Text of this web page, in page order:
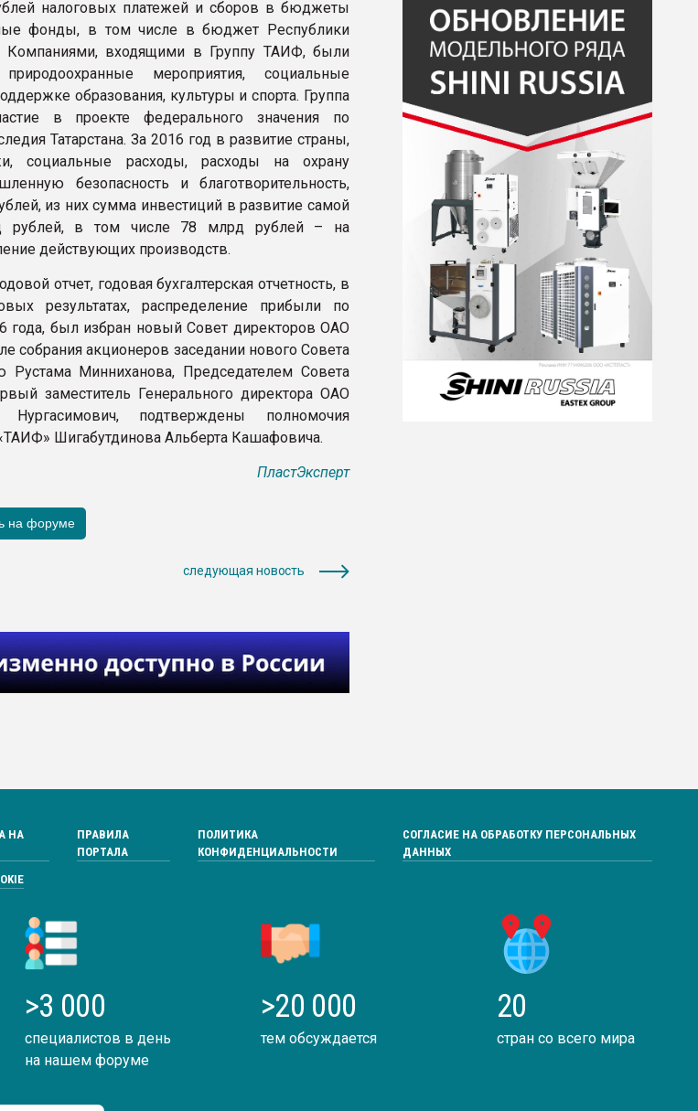
налоговых платежей и сборов в бюджеты
фонды, в том числе в бюджет Республики
Компаниями, входящими в Группу ТАИФ, были
мероприятия, социальные
образования, культуры и спорта. Группа
в проекте федерального значения по
Татарстана. За 2016 год в развитие страны,
социальные расходы, расходы на охрану
безопасность и благотворительность,
из них сумма инвестиций в развитие самой
рублей, в том числе 78 млрд рублей – на
действующих производств.
отчет, годовая бухгалтерская отчетность, в
результатах, распределение прибыли по
года, был избран новый Совет директоров ОАО
собрания акционеров заседании нового Совета
Минниханова, Председателем Совета
заместитель Генерального директора ОАО
подтверждены полномочия
Шигабутдинова Альберта Кашафовича.
ПластЭксперт
следующая новость
НА
ПРАВИЛА
ПОРТАЛА
ПОЛИТИКА
КОНФИДЕНЦИАЛЬНОСТИ
СОГЛАСИЕ НА ОБРАБОТКУ ПЕРСОНАЛЬНЫХ
ДАННЫХ
>3 000
специалистов в день
на нашем форуме
>20 000
тем обсуждается
20
стран со всего мира